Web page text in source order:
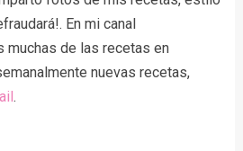
En mi canal
muchas de las recetas en
nuevas recetas,
.